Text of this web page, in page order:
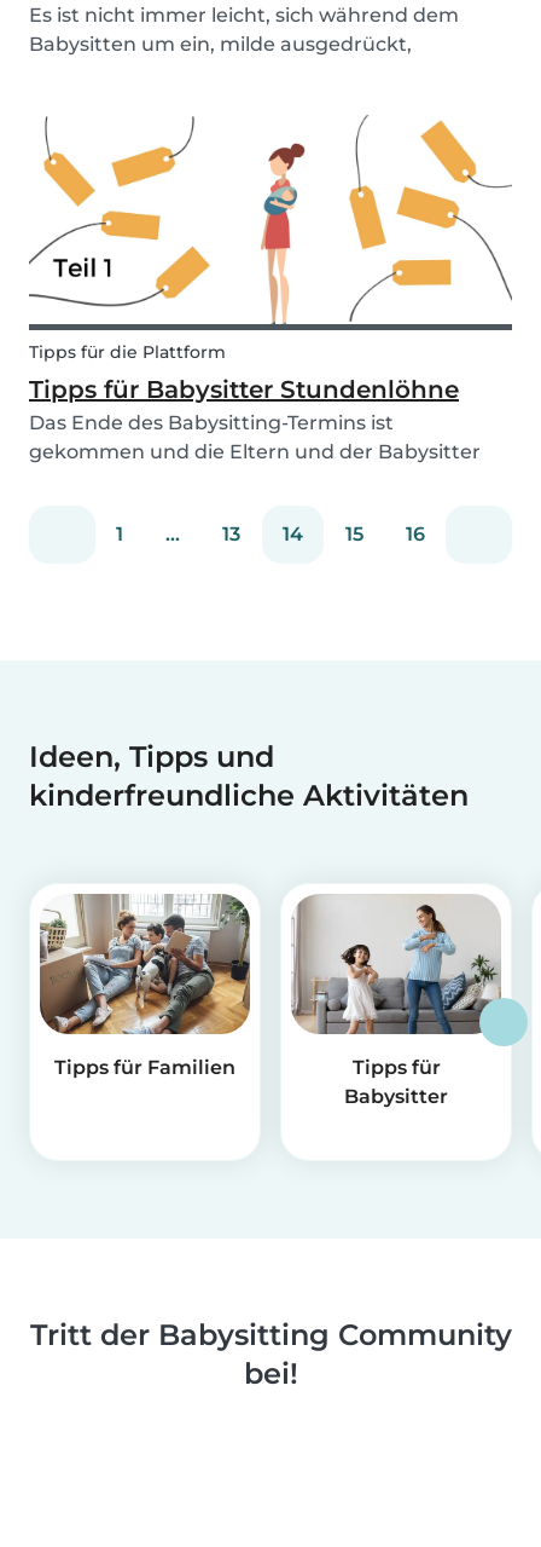
Es ist nicht immer leicht, sich während dem
Babysitten um ein, milde ausgedrückt,
Abwesenheit seiner oder ihrer Eltern nutzt, um
die Geduld des Babysitters und s...
Tipps für die Plattform
Tipps für Babysitter Stundenlöhne
Das Ende des Babysitting-Termins ist
gekommen und die Eltern und der Babysitter
Babysitter geht ist die Bezahlung des
1 ... 13 14 15 16
Ideen, Tipps und
kinderfreundliche Aktivitäten
Tipps für Familien
Tipps für
Babysitter
Tritt der Babysitting Community
bei!